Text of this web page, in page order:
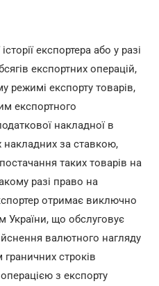
експортера або у разі
експортних операцій,
експорту товарів,
експортного
накладної в
накладних за ставкою,
таких товарів на
разі право на
отримає виключно
що обслуговує
валютного нагляду
строків
з експорту